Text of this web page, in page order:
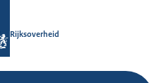
Rijksoverheid